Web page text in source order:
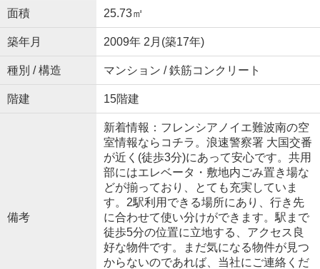
面積 25.73㎡
築年月 2009年 2月(築17年)
種別 / 構造 マンション / 鉄筋コンクリート
階建 15階建
備考
新着情報：フレンシアノイエ難波南の空
室情報ならコチラ。浪速警察署 大国交番
が近く(徒歩3分)にあって安心です。共用
部にはエレベータ・敷地内ごみ置き場な
どが揃っており、とても充実していま
す。2駅利用できる場所にあり、行き先
に合わせて使い分けができます。駅まで
徒歩5分の位置に立地する、アクセス良
好な物件です。まだ気になる物件が見つ
からないのであれば、当社にご連絡くだ